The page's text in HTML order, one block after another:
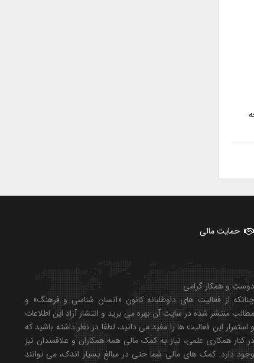
حمایت مالی
دوست و همکار گرامی
چنانکه از فعالیت های داوطلبانه کانون «انسان شناسی و فرهنگ» و
مطالب منتشر شده در سایت آن بهره می برید و انتشار آزاد این اطلاعات
و استمرار این فعالیت ها را مفید می دانید، لطفا در نظر داشته باشید که
در کنار همکاری علمی، نیاز به کمک مالی همه همکاران و علاقمندان نیز
وجود دارد. کمک های مالی شما حتی در مبالغ بسیار اندک، می توانند